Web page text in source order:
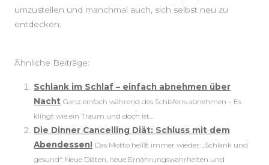
umzustellen und manchmal auch, sich selbst neu zu
entdecken.
Ähnliche Beiträge:
Schlank im Schlaf – einfach abnehmen über
Nacht Ganz einfach während des Schlafens abnehmen – Es
klingt wie ein Traum und doch ist...
Die Dinner Cancelling Diät: Schluss mit dem
Abendessen! Das Motto heißt immer wieder: „Schlank und
gesund“. Neue Diäten, neue Ernährungswahrheiten und